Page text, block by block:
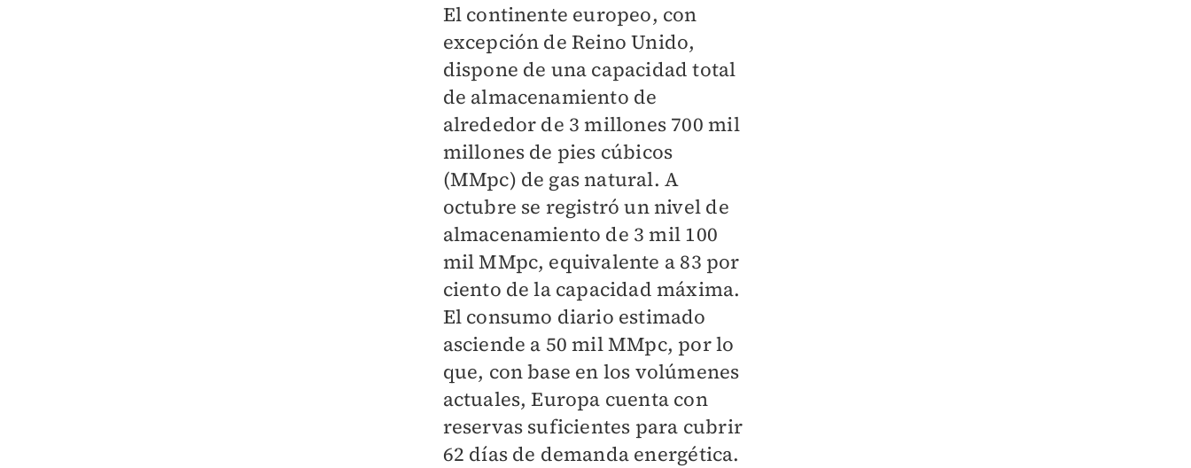
El continente europeo, con
excepción de Reino Unido,
dispone de una capacidad total
de almacenamiento de
alrededor de 3 millones 700 mil
millones de pies cúbicos
(MMpc) de gas natural. A
octubre se registró un nivel de
almacenamiento de 3 mil 100
mil MMpc, equivalente a 83 por
ciento de la capacidad máxima.
El consumo diario estimado
asciende a 50 mil MMpc, por lo
que, con base en los volúmenes
actuales, Europa cuenta con
reservas suficientes para cubrir
62 días de demanda energética.